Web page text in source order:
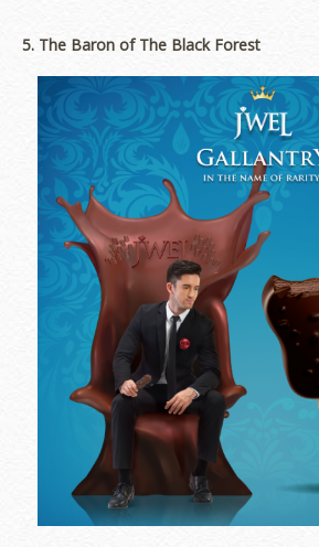
5. The Baron of The Black Forest